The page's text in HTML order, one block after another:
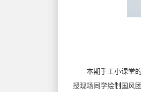
本期手工小课堂的
授现场同学绘制国风